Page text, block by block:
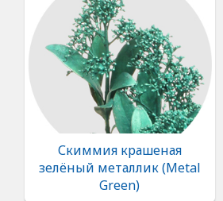
Скиммия крашеная
зелёный металлик (Metal
Green)